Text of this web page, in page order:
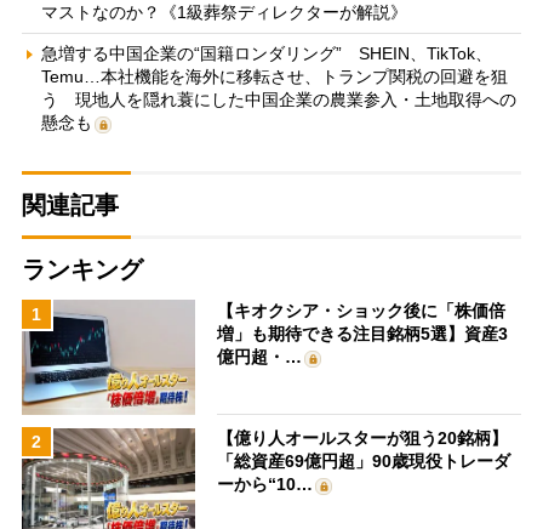
マストなのか？《1級葬祭ディレクターが解説》
急増する中国企業の“国籍ロンダリング” SHEIN、TikTok、
Temu…本社機能を海外に移転させ、トランプ関税の回避を狙
う 現地人を隠れ蓑にした中国企業の農業参入・土地取得への
懸念も
関連記事
ランキング
1
【キオクシア・ショック後に「株価倍
増」も期待できる注目銘柄5選】資産3
億円超・…
2
【億り人オールスターが狙う20銘柄】
「総資産69億円超」90歳現役トレーダ
ーから“10…